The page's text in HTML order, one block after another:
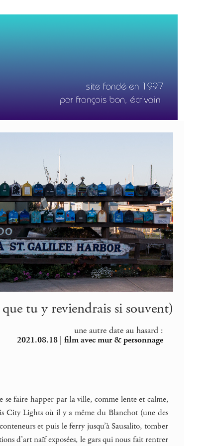
tu y reviendrais si souvent)
une autre date au hasard :
2021.08.18 | film avec mur & personnage
se faire happer par la ville, comme lente et calme,
City Lights où il y a même du Blanchot (une des
et puis le ferry jusqu’à Sausalito, tomber
d’art naïf exposées, le gars qui nous fait rentrer